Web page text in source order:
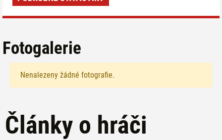
Fotogalerie
Nenalezeny žádné fotografie.
Články o hráči